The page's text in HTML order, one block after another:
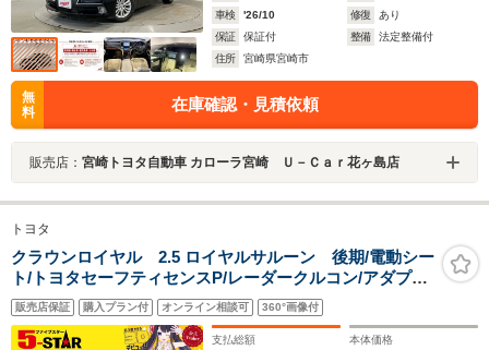
車検
'26/10 修復
あり
保証
保証付 整備
法定整備付
住所
宮崎県宮崎市
無
料
在庫確認・見積依頼
販売店： 宮崎トヨタ自動車 カローラ宮崎 Ｕ－Ｃａｒ花ヶ島店
トヨタ
クラウンロイヤル 2.5 ロイヤルサルーン 後期/電動シー
ト/トヨタセーフティセンスP/レーダークルコン/アダプテ
ィブハイビーム/ETC/横滑り防止装置/純正ナ
ビ/Bluetooth/バックカメラ/地デジ/LEDオートライト/純
正AW
販売店保証 購入プラン付 オンライン相談可 360°画像付
支払総額 本体価格